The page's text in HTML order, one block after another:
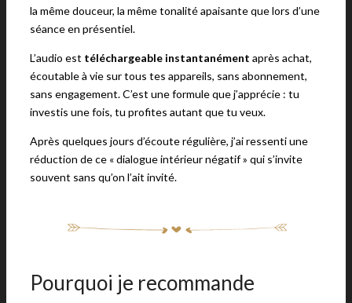
la même douceur, la même tonalité apaisante que lors d’une
séance en présentiel.
L’audio est téléchargeable instantanément après achat,
écoutable à vie sur tous tes appareils, sans abonnement,
sans engagement. C’est une formule que j’apprécie : tu
investis une fois, tu profites autant que tu veux.
Après quelques jours d’écoute régulière, j’ai ressenti une
réduction de ce « dialogue intérieur négatif » qui s’invite
souvent sans qu’on l’ait invité.
Pourquoi je recommande